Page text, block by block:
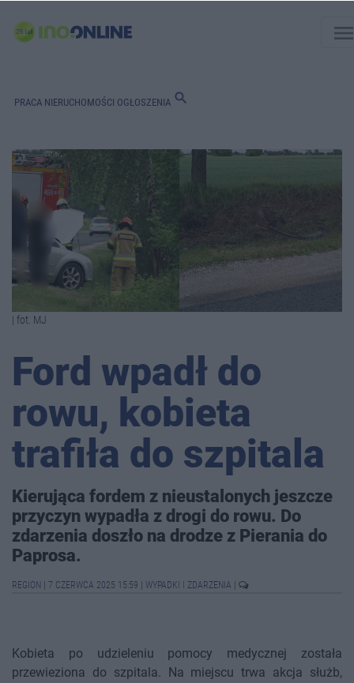
PRACA NIERUCHOMOŚCI OGŁOSZENIA search
| fot. MJ
Ford wpadł do
rowu, kobieta
trafiła do szpitala
Kierująca fordem z nieustalonych jeszcze
przyczyn wypadła z drogi do rowu. Do
zdarzenia doszło na drodze z Pierania do
Paprosa.
REGION 7 CZERWCA 2025 15:59 WYPADKI I ZDARZENIA
Kobieta po udzieleniu pomocy medycznej została
przewieziona do szpitala. Na miejscu trwa akcja służb,